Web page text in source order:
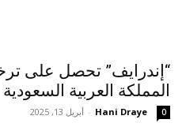
“إندرايف” تحصل على
المملكة العربية السعودية
Hani Draye
- أبريل 13, 2025 0